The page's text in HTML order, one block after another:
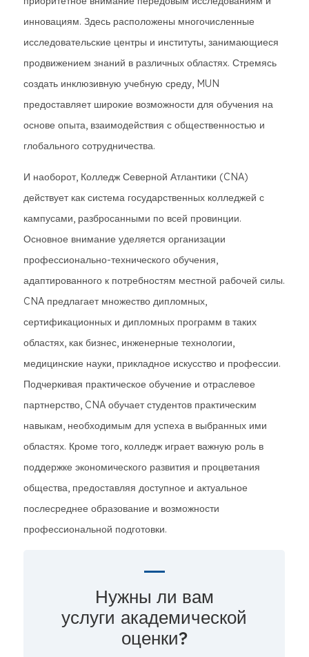
инновациям. Здесь расположены многочисленные
исследовательские центры и институты, занимающиеся
продвижением знаний в различных областях. Стремясь
создать инклюзивную учебную среду, MUN
предоставляет широкие возможности для обучения на
основе опыта, взаимодействия с общественностью и
глобального сотрудничества.
И наоборот, Колледж Северной Атлантики (CNA)
действует как система государственных колледжей с
кампусами, разбросанными по всей провинции.
Основное внимание уделяется организации
профессионально-технического обучения,
адаптированного к потребностям местной рабочей силы.
CNA предлагает множество дипломных,
сертификационных и дипломных программ в таких
областях, как бизнес, инженерные технологии,
медицинские науки, прикладное искусство и профессии.
Подчеркивая практическое обучение и отраслевое
партнерство, CNA обучает студентов практическим
навыкам, необходимым для успеха в выбранных ими
областях. Кроме того, колледж играет важную роль в
поддержке экономического развития и процветания
общества, предоставляя доступное и актуальное
послесреднее образование и возможности
профессиональной подготовки.
Нужны ли вам
услуги академической
оценки?